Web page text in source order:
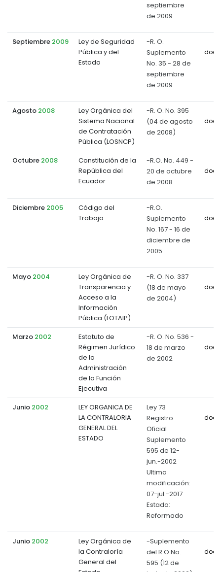
septiembre
de 2009
Septiembre 2009
Ley de Seguridad
Pública y del
Estado
-R. O.
Suplemento
No. 35 - 28 de
septiembre
de 2009
Agosto 2008
Ley Orgánica del
Sistema Nacional
de Contratación
Pública (LOSNCP)
-R. O. No. 395
(04 de agosto
de 2008)
Octubre 2008
Constitución de la
República del
Ecuador
-R.O. No. 449 -
20 de octubre
de 2008
Diciembre 2005
Código del
Trabajo
-R.O.
Suplemento
No. 167 - 16 de
diciembre de
2005
Mayo 2004
Ley Orgánica de
Transparencia y
Acceso a la
Información
Pública (LOTAIP)
-R. O. No. 337
(18 de mayo
de 2004)
Marzo 2002
Estatuto de
Régimen Jurídico
de la
Administración
de la Función
Ejecutiva
-R. O. No. 536 -
18 de marzo
de 2002
Junio 2002
LEY ORGANICA DE
LA CONTRALORIA
GENERAL DEL
ESTADO
Ley 73
Registro
Oficial
Suplemento
595 de 12-
jun.-2002
Ultima
modificación:
07-jul.-2017
Estado:
Reformado
Junio 2002
Ley Orgánica de
la Contraloría
General del
-Suplemento
del R.O No.
595 (12 de